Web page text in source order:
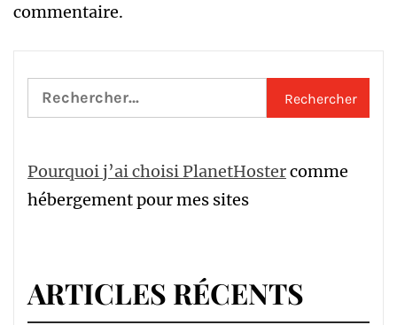
commentaire.
Rechercher :
Pourquoi j’ai choisi PlanetHostercomme
hébergement pour mes sites
ARTICLES RÉCENTS